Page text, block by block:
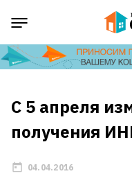
C 5 апреля
получения
04.04.2016